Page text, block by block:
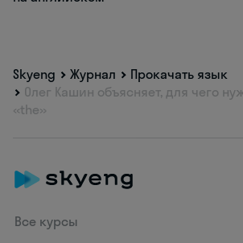
Skyeng Журнал
Прокачать язык
Олег Кашин объясняет, для чего
«the»
Все курсы